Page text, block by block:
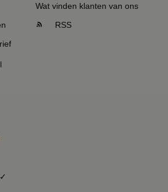
Wat vinden klanten van ons
RSS